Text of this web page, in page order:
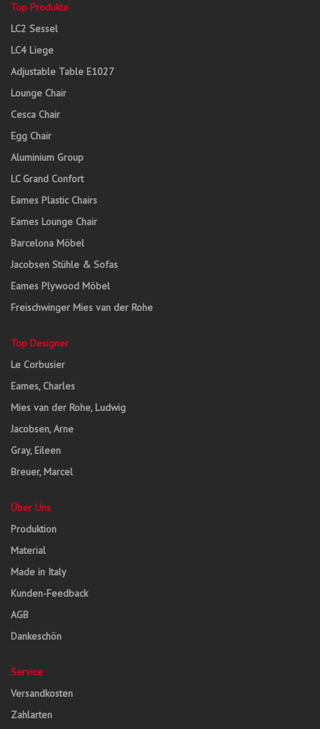
Top Produkte
LC2 Sessel
LC4 Liege
Adjustable Table E1027
Lounge Chair
Cesca Chair
Egg Chair
Aluminium Group
LC Grand Confort
Eames Plastic Chairs
Eames Lounge Chair
Barcelona Möbel
Jacobsen Stühle & Sofas
Eames Plywood Möbel
Freischwinger Mies van der Rohe
Top Designer
Le Corbusier
Eames, Charles
Mies van der Rohe, Ludwig
Jacobsen, Arne
Gray, Eileen
Breuer, Marcel
Über Uns
Produktion
Material
Made in Italy
Kunden-Feedback
AGB
Dankeschön
Service
Versandkosten
Zahlarten